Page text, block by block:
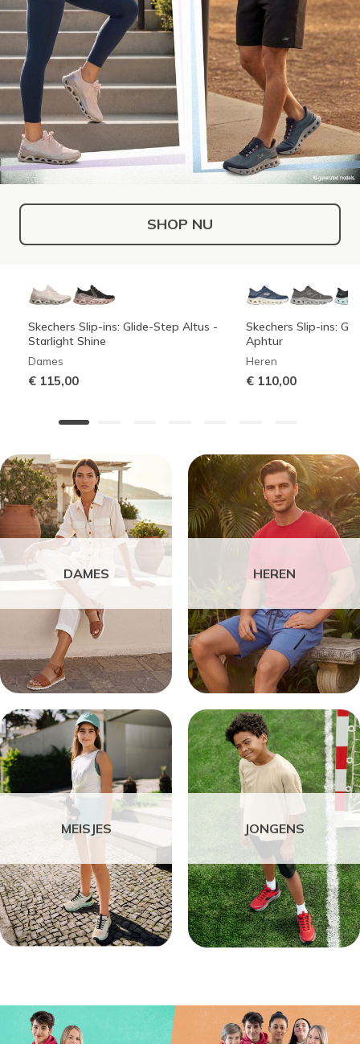
SHOP NU
Skechers Slip-ins: Glide-Step Altus -
Starlight Shine
Dames
€ 115,00
Skechers Slip-ins:
Aphtur
Heren
€ 110,00
DAMES HEREN
MEISJES JONGENS